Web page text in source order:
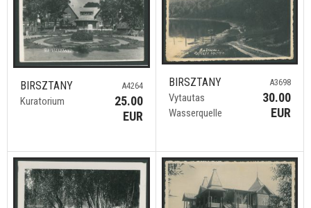
BIRSZTANY
Kuratorium
A4264
25.00
EUR
BIRSZTANY
Vytautas
Wasserquelle
A3698
30.00
EUR